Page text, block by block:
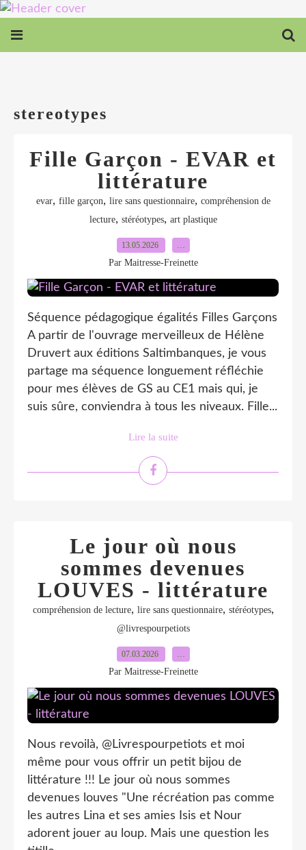
stereotypes
Fille Garçon - EVAR et
littérature
evar, fille garçon, lire sans questionnaire, compréhension de
lecture, stéréotypes, art plastique
13.05.2026 …
Par Maitresse-Freinette
Séquence pédagogique égalités Filles Garçons
A partir de l'ouvrage merveilleux de Hélène
Druvert aux éditions Saltimbanques, je vous
partage ma séquence longuement réfléchie
pour mes élèves de GS au CE1 mais qui, je
suis sûre, conviendra à tous les niveaux. Fille...
Lire la suite
Le jour où nous
sommes devenues
LOUVES - littérature
compréhension de lecture, lire sans questionnaire, stéréotypes,
@livrespourpetiots
07.03.2026 …
Par Maitresse-Freinette
Nous revoilà, @Livrespourpetiots et moi
même pour vous offrir un petit bijou de
littérature !!! Le jour où nous sommes
devenues louves "Une récréation pas comme
les autres Lina et ses amies Isis et Nour
adorent jouer au loup. Mais une question les